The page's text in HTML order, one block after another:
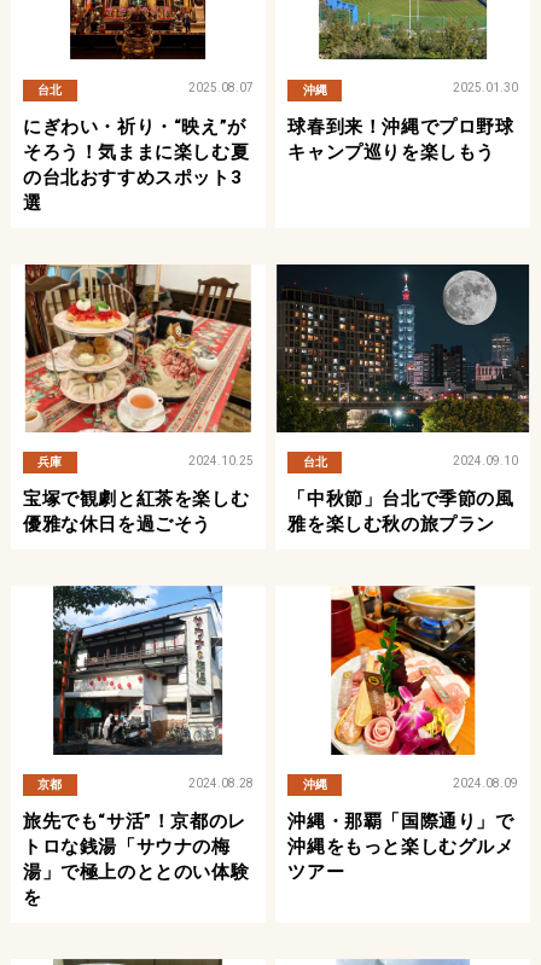
台北 2025.08.07
にぎわい・祈り・“映え”が
そろう！気ままに楽しむ夏
の台北おすすめスポット3
選
沖縄 2025.01.30
球春到来！沖縄でプロ野球
キャンプ巡りを楽しもう
兵庫 2024.10.25
宝塚で観劇と紅茶を楽しむ
優雅な休日を過ごそう
台北 2024.09.10
「中秋節」台北で季節の風
雅を楽しむ秋の旅プラン
京都 2024.08.28
旅先でも“サ活”！京都のレ
トロな銭湯「サウナの梅
湯」で極上のととのい体験
を
沖縄 2024.08.09
沖縄・那覇「国際通り」で
沖縄をもっと楽しむグルメ
ツアー